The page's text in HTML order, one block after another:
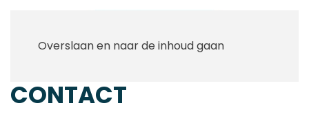
Overslaan en naar de inhoud gaan
CONTACT